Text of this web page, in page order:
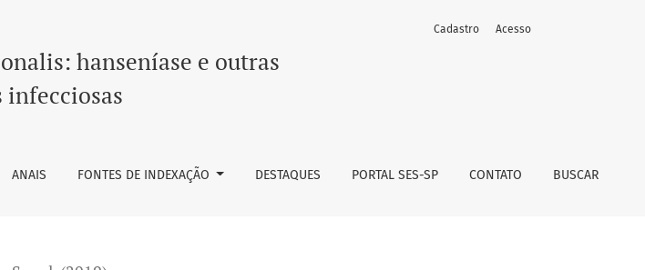
EM DERMATOLOGIA DO ESTADO DO PARÁ, 2016-2018
hanseníase e outras
infecciosas
ANAIS FONTES DE INDEXAÇÃO DESTAQUES PORTAL SES-SP CONTATO BUSCAR
Cadastro Acesso